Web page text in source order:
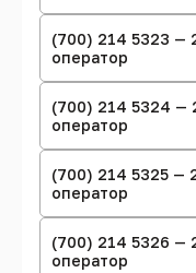
(700) 214 5323 —
оператор
(700) 214 5324 —
оператор
(700) 214 5325 —
оператор
(700) 214 5326 —
оператор